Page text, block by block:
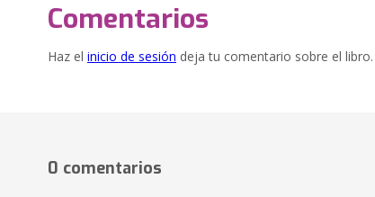
Comentarios
Haz el inicio de sesión deja tu comentario sobre el libro.
0 comentarios